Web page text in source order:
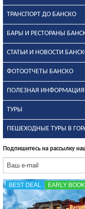
ТРАНСПОРТ ДО БАНСКО
БАРЫ И РЕСТОРАНЫ
СТАТЬИ И НОВОСТИ
ФОТООТЧЕТЫ БАНСКО
ПОЛЕЗНАЯ ИНФОРМАЦИЯ
ТУРЫ
ПЕШЕХОДНЫЕ ТУРЫ В
Подпишитесь на рассылку
BEST DEAL EARLY